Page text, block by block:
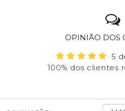
OPINIÃO DOS
5
100% dos clientes